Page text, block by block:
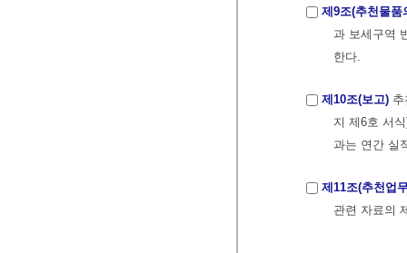
제9조(추천물품
과 보세구역
한다.
제10조(보고)
지 제6호 서
과는 연간 실
제11조(추천업
관련 자료의